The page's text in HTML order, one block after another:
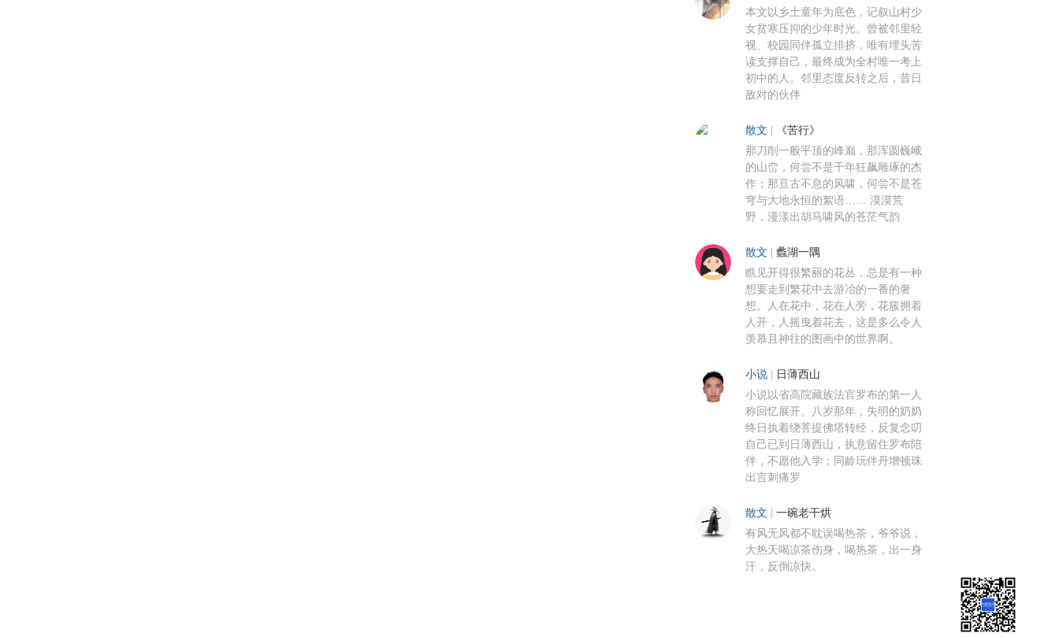
本文以乡土童年为底色，记叙山村少
女贫寒压抑的少年时光。曾被邻里轻
视、校园同伴孤立排挤，唯有埋头苦
读支撑自己，最终成为全村唯一考上
初中的人。邻里态度反转之后，昔日
敌对的伙伴
散文 《苦行》
那刀削一般平顶的峰巅，那浑圆巍峨
的山峦，何尝不是千年狂飙雕琢的杰
作；那亘古不息的风啸，何尝不是苍
穹与大地永恒的絮语…… 漠漠荒
野，漫漾出胡马啸风的苍茫气韵
散文 蠡湖一隅
瞧见开得很繁丽的花丛，总是有一种
想要走到繁花中去游冶的一番的奢
想。人在花中，花在人旁，花簇拥着
人开，人摇曳着花去，这是多么令人
羡慕且神往的图画中的世界啊。
小说 日薄西山
小说以省高院藏族法官罗布的第一人
称回忆展开。八岁那年，失明的奶奶
终日执着绕菩提佛塔转经，反复念叨
自己已到日薄西山，执意留住罗布陪
伴，不愿他入学；同龄玩伴丹增顿珠
出言刺痛罗
散文 一碗老干烘
有风无风都不耽误喝热茶，爷爷说，
大热天喝凉茶伤身，喝热茶，出一身
汗，反倒凉快。